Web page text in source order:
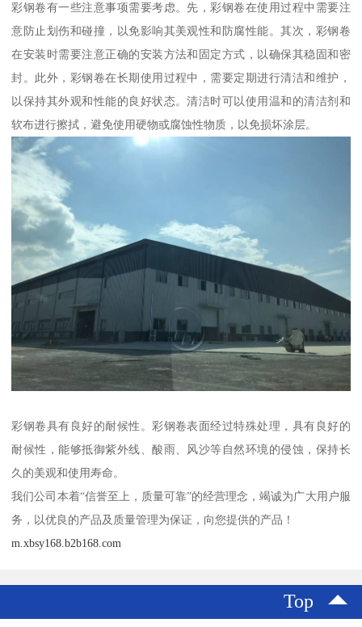
彩钢卷有一些注意事项需要考虑。先，彩钢卷在使用过程中需要注
意防止划伤和碰撞，以免影响其美观性和防腐性能。其次，彩钢卷
在安装时需要注意正确的安装方法和固定方式，以确保其稳固和密
封。此外，彩钢卷在长期使用过程中，需要定期进行清洁和维护，
以保持其外观和性能的良好状态。清洁时可以使用温和的清洁剂和
软布进行擦拭，避免使用硬物或腐蚀性物质，以免损坏涂层。
彩钢卷具有良好的耐候性。彩钢卷表面经过特殊处理，具有良好的
耐候性，能够抵御紫外线、酸雨、风沙等自然环境的侵蚀，保持长
久的美观和使用寿命。
我们公司本着“信誉至上，质量可靠”的经营理念，竭诚为广大用户服
务，以优良的产品及质量管理为保证，向您提供的产品！
m.xbsy168.b2b168.com
Top